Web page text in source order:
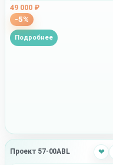
49 000 ₽
-5%
Подробнее
Проект 57-00ABL ❤